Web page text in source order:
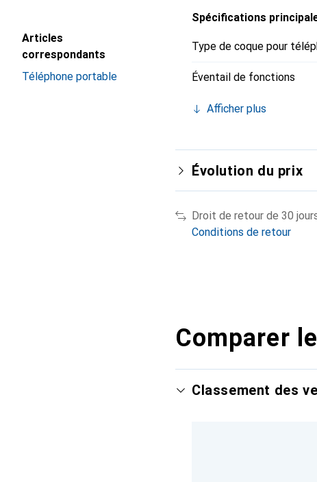
Articles
correspondants
Téléphone portable
Spécifications
Type de coque pour
Éventail de fonctions
Afficher plus
Évolution du prix
Droit de retour de 30
Conditions de retour
Comparer
Classement des